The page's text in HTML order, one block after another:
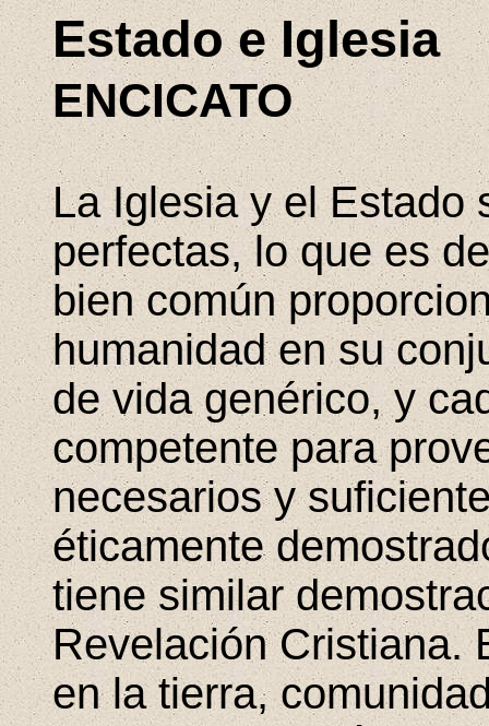
Estado e Iglesia
ENCICATO
La Iglesia y el Estado
perfectas, lo que es
bien común
humanidad en su
de vida genérico, y
competente para
necesarios y
éticamente
tiene similar
Revelación Cristiana.
en la tierra,